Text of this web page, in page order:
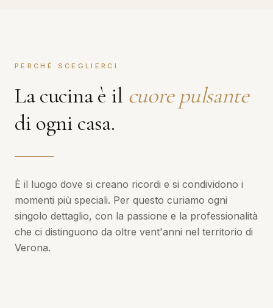
PERCHÉ SCEGLIERCI
La cucina è il cuore pulsante
di ogni casa.
È il luogo dove si creano ricordi e si condividono i
momenti più speciali. Per questo curiamo ogni
singolo dettaglio, con la passione e la professionalità
che ci distinguono da oltre vent'anni nel territorio di
Verona.